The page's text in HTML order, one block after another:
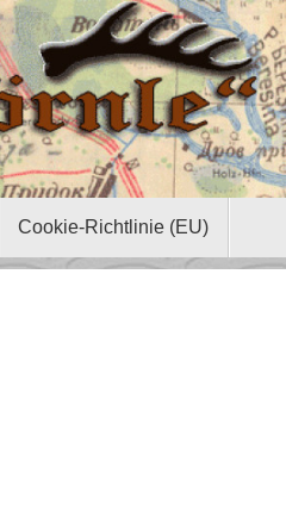
Cookie-Richtlinie (EU)